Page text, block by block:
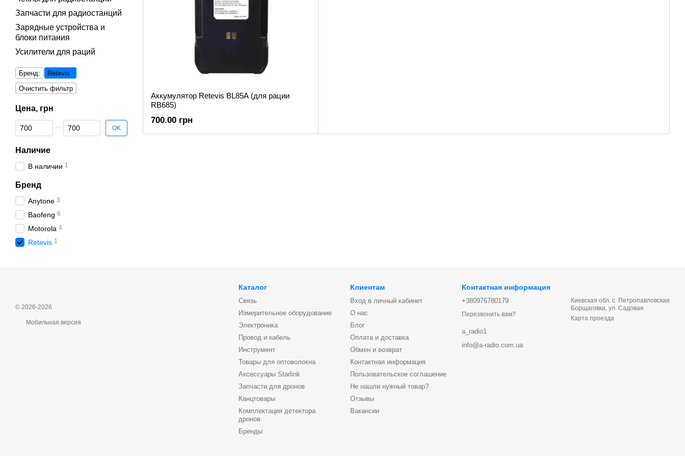
Аккумулятор Retevis BL85A (для рации
RB685)
700.00 грн
Запчасти для радиостанций
Зарядные устройства и
блоки питания
Усилители для раций
Бренд:
Retevis
Очистить фильтр
Цена, грн
От Цена, грн
До Цена, грн OK
Наличие
В наличии 1
Бренд
Anytone 3
Baofeng 6
Motorola 4
Retevis 1
© 2026-2026
Мобильная версия
Каталог
Связь
Измерительное оборудование
Электроника
Провод и кабель
Инструмент
Товары для оптоволокна
Аксессуары Starlink
Запчасти для дронов
Канцтовары
Комплектация детектора
дронов
Бренды
Клиентам
Вход в личный кабинет
О нас
Блог
Оплата и доставка
Обмен и возврат
Контактная информация
Пользовательское соглашение
Не нашли нужный товар?
Отзывы
Вакансии
Контактная информация
+380976780179
Перезвонить вам?
a_radio1
info@a-radio.com.ua
Киевская обл. с. Петропавловская
Борщаговка, ул. Садовая
Карта проезда